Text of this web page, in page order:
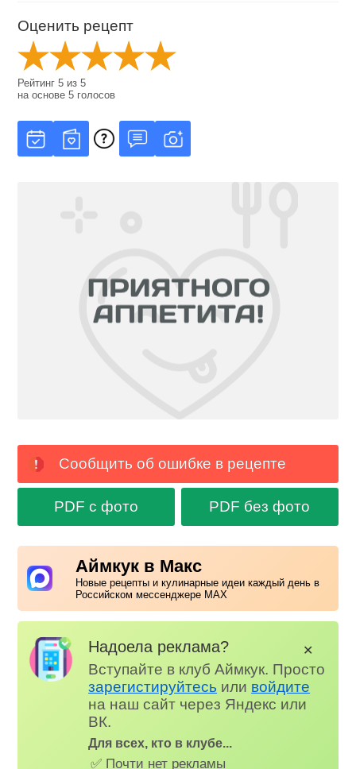
Оценить рецепт
Рейтинг5 из5
на основе5 голосов
Сообщить об ошибке в рецепте
PDF с фото PDF без фото
Аймкук в Макс
Новые рецепты и кулинарные идеи каждый день в
Российском мессенджере MAX
Надоела реклама?
Вступайте в клуб Аймкук. Просто
зарегистируйтесь или войдите
на наш сайт через Яндекс или
ВК.
Для всех, кто в клубе...
✅ Почти нет рекламы
✕